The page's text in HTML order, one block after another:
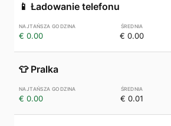
📱 Ładowanie telefonu
€ 0.00 € 0.00
👕 Pralka
€ 0.00 € 0.01